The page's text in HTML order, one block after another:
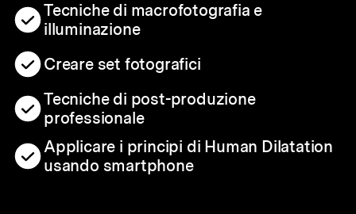
Tecniche di macrofotografia e
illuminazione
Creare set fotografici
Tecniche di post-produzione
professionale
Applicare i principi di Human Dilatation
usando smartphone